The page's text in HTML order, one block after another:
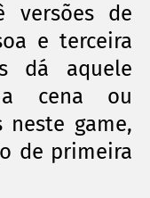
versões de
e terceira
dá aquele
cena ou
game,
de primeira